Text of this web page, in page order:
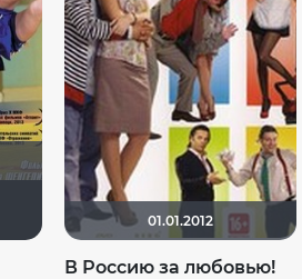
karinakykla
парнишка 2020
Annytka
01.01.2012
В Россию за любовью!